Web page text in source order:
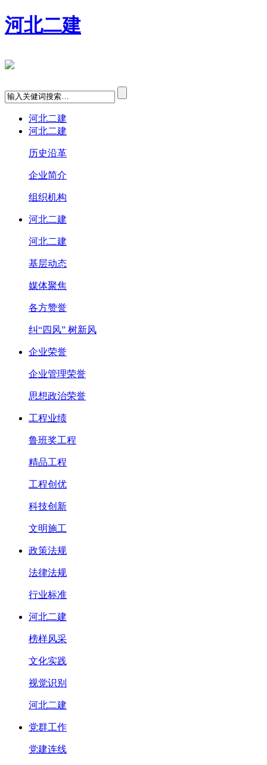
河北二建
河北二建
河北二建
历史沿革
企业简介
组织机构
河北二建
河北二建
基层动态
媒体聚焦
各方赞誉
纠“四风” 树新风
企业荣誉
企业管理荣誉
思想政治荣誉
工程业绩
鲁班奖工程
精品工程
工程创优
科技创新
文明施工
政策法规
法律法规
行业标准
河北二建
榜样风采
文化实践
视觉识别
河北二建
党群工作
党建连线